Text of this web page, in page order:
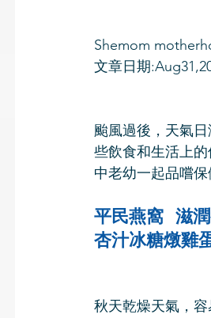
Shemom
文章日期
颱風過後，天氣
些飲食和生活上
中老幼一起品嚐保
平民燕窩   滋
杏汁冰糖燉雞
秋天乾燥天氣，